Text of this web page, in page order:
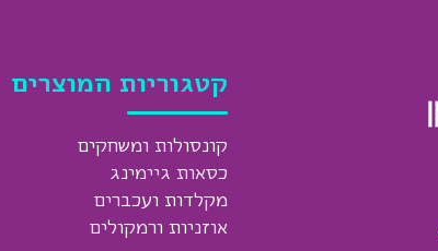
קטגוריות המוצרים
קונסולות ומשחקים
כסאות גיימינג
מקלדות ועכברים
אוזניות ורמקולים